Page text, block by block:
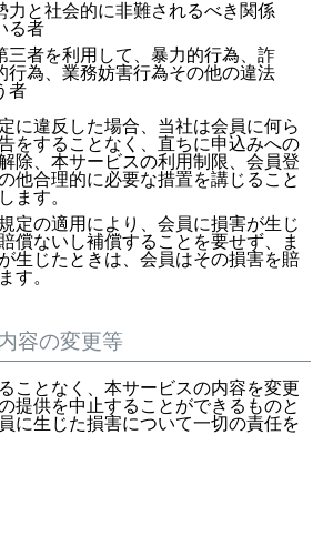
力と社会的に非難されるべき関係
る者
三者を利用して、暴力的行為、詐
行為、業務妨害行為その他の違法
者
に違反した場合、当社は会員に何ら
をすることなく、直ちに申込みへの
除、本サービスの利用制限、会員登
他合理的に必要な措置を講じること
ます。
定の適用により、会員に損害が生じ
償ないし補償することを要せず、ま
生じたときは、会員はその損害を賠
す。
容の変更等
ことなく、本サービスの内容を変更
提供を中止することができるものと
に生じた損害について一切の責任を